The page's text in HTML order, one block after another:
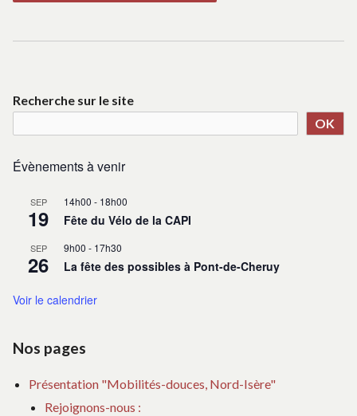
Recherche sur le site
OK
Évènements à venir
SEP
19
14h00 - 18h00
Fête du Vélo de la CAPI
SEP
26
9h00 - 17h30
La fête des possibles à Pont-de-Cheruy
Voir le calendrier
Nos pages
Présentation "Mobilités-douces, Nord-Isère"
Rejoignons-nous :